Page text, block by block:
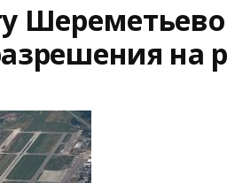
на